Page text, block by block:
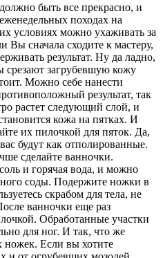
быть все прекрасно, и
походах на
условиях можно ухаживать за
сначала сходите к мастеру,
результат. Ну да ладно,
загрубевшую кожу
Можно себе нанести
результат, так
растет следующий слой, и
кожа на пятках. И
их пилочкой для пяток. Да,
будут как отполированные.
сделайте ванночки.
и горячая вода, и можно
соды. Подержите ножки в
скрабом для тела, не
ванночки еще раз
Обработанные участки
для ног. И так, что же
ножек. Если вы хотите